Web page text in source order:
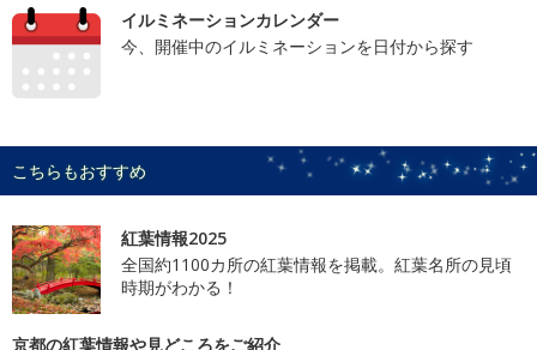
イルミネーションカレンダー
今、開催中のイルミネーションを日付から探す
こちらもおすすめ
紅葉情報2025
全国約1100カ所の紅葉情報を掲載。紅葉名所の見頃
時期がわかる！
京都の紅葉情報や見どころをご紹介